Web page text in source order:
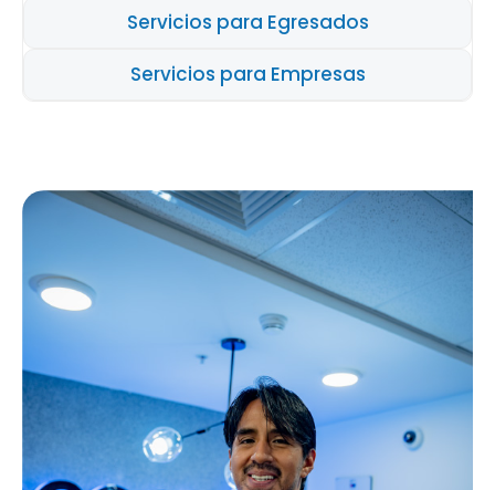
Servicios para Egresados
Servicios para Empresas